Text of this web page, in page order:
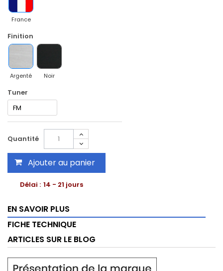
France
Finition
Argenté Noir
Tuner
Quantité
Ajouter au panier
Délai : 14 - 21 jours
EN SAVOIR PLUS
FICHE TECHNIQUE
ARTICLES SUR LE BLOG